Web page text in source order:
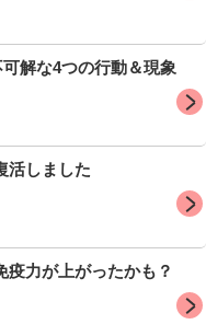
解な4つの行動＆現象
活しました
疫力が上がったかも？